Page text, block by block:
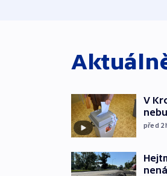
V
před 2